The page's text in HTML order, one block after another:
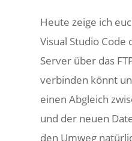
Heute zeige ich
Visual Studio
Server über das
verbinden könnt
einen Abgleich
und der neuen
den Umweg